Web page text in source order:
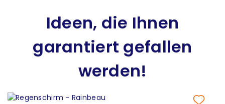
Ideen, die Ihnen
garantiert gefallen
werden!